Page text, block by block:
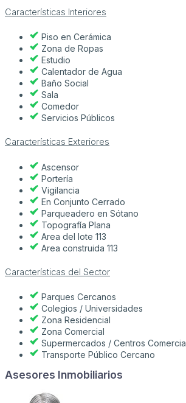
Características Interiores
Piso en Cerámica
Zona de Ropas
Estudio
Calentador de Agua
Baño Social
Sala
Comedor
Servicios Públicos
Características Exteriores
Ascensor
Portería
Vigilancia
En Conjunto Cerrado
Parqueadero en Sótano
Topografía Plana
Area del lote 113
Area construida 113
Características del Sector
Parques Cercanos
Colegios / Universidades
Zona Residencial
Zona Comercial
Supermercados / Centros
Transporte Público Cercano
Asesores Inmobiliarios